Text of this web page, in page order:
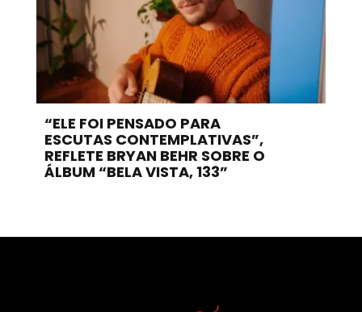
“ELE FOI PENSADO PARA
ESCUTAS CONTEMPLATIVAS”,
REFLETE BRYAN BEHR SOBRE O
ÁLBUM “BELA VISTA, 133”